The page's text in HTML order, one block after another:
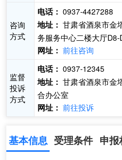
咨询
方式
电话： 0937-4427288
地址： 甘肃省酒泉市金
务服务中心二楼大厅
网址： 前往咨询
监督
投诉
方式
电话： 0937-12345
地址： 甘肃省酒泉市金
合办公室
网址： 前往投诉
基本信息 受理条件 申